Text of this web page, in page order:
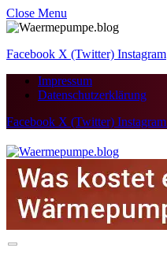
Close Menu
Facebook X (Twitter) Instagram
Impressum
Datenschutzerklärung
Facebook X (Twitter) Instagram